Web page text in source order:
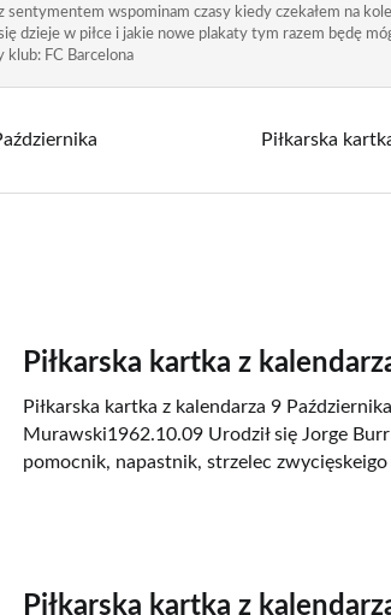
sentymentem wspominam czasy kiedy czekałem na
dzieje w piłce i jakie nowe plakaty tym razem będę
klub: FC Barcelona
Piłkarska
Piłkarska kartka z
Piłkarska kartka z kalendarza 9
Murawski1962.10.09 Urodził się Jorge
pomocnik, napastnik, strzelec zwycięskeigo
Piłkarska kartka z